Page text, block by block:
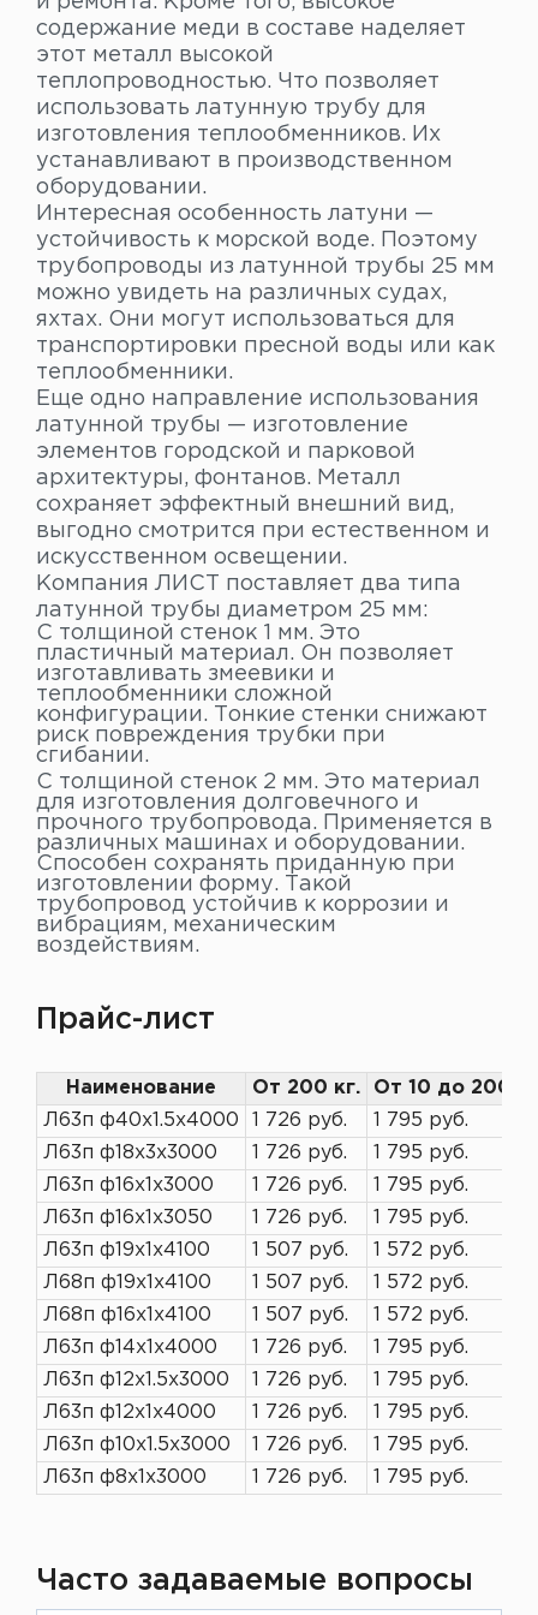
содержание меди в составе наделяет
этот металл высокой
теплопроводностью. Что позволяет
использовать латунную трубу для
изготовления теплообменников. Их
устанавливают в производственном
оборудовании.
Интересная особенность латуни —
устойчивость к морской воде. Поэтому
трубопроводы из латунной трубы 25 мм
можно увидеть на различных судах,
яхтах. Они могут использоваться для
транспортировки пресной воды или как
теплообменники.
Еще одно направление использования
латунной трубы — изготовление
элементов городской и парковой
архитектуры, фонтанов. Металл
сохраняет эффектный внешний вид,
выгодно смотрится при естественном и
искусственном освещении.
Компания ЛИСТ поставляет два типа
латунной трубы диаметром 25 мм:
С толщиной стенок 1 мм. Это
пластичный материал. Он позволяет
изготавливать змеевики и
теплообменники сложной
конфигурации. Тонкие стенки снижают
риск повреждения трубки при
сгибании.
С толщиной стенок 2 мм. Это материал
для изготовления долговечного и
прочного трубопровода. Применяется в
различных машинах и оборудовании.
Способен сохранять приданную при
изготовлении форму. Такой
трубопровод устойчив к коррозии и
вибрациям, механическим
воздействиям.
Прайс-лист
Наименование От 200 кг.
От 10 до 200 кг
Л63п ф40х1.5х4000
1 726 руб.
1 795 руб.
Л63п ф18х3х3000
1 726 руб.
1 795 руб.
Л63п ф16х1х3000
1 726 руб.
1 795 руб.
Л63п ф16х1х3050
1 726 руб.
1 795 руб.
Л63п ф19х1х4100
1 507 руб.
1 572 руб.
Л68п ф19х1х4100
1 507 руб.
1 572 руб.
Л68п ф16х1х4100
1 507 руб.
1 572 руб.
Л63п ф14х1х4000
1 726 руб.
1 795 руб.
Л63п ф12х1.5х3000
1 726 руб.
1 795 руб.
Л63п ф12х1х4000
1 726 руб.
1 795 руб.
Л63п ф10х1.5х3000
1 726 руб.
1 795 руб.
Л63п ф8х1х3000
1 726 руб. 1 795 руб.
Часто задаваемые вопросы